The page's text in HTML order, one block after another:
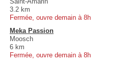
3.2 km
Fermée, ouvre demain à 8h
Meka Passion
Moosch
6 km
Fermée, ouvre demain à 8h